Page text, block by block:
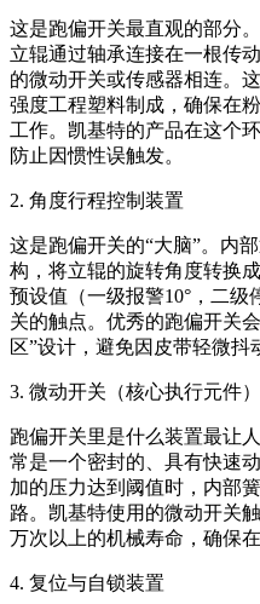
这是跑偏开关最直观的部分
立辊通过轴承连接在一根传
的微动开关或传感器相连。
强度工程塑料制成，确保在
工作。凯基特的产品在这个
防止因惯性误触发。
2. 角度行程控制装置
这是跑偏开关的“大脑”。内
构，将立辊的旋转角度转换
预设值（一级报警10°，二级
关的触点。优秀的跑偏开关
区”设计，避免因皮带轻微抖
3. 微动开关（核心执行元件）
跑偏开关里是什么装置最让
常是一个密封的、具有快速
加的压力达到阈值时，内部
路。凯基特使用的微动开关
万次以上的机械寿命，确保
4. 复位与自锁装置